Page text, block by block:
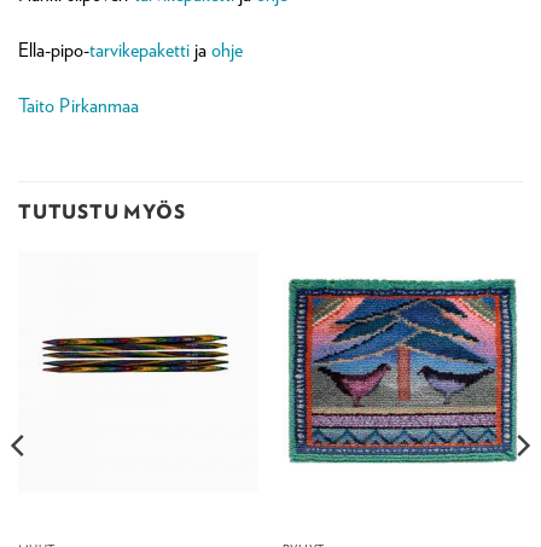
Ella-pipo-tarvikepaketti ja ohje
Taito Pirkanmaa
TUTUSTU MYÖS